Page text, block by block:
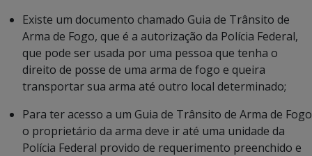
Existe um documento chamado Guia de Trânsito de
Arma de Fogo, que é a autorização da Polícia Federal,
que pode ser usada por uma pessoa que tenha o
direito de posse de uma arma de fogo e queira
transportar sua arma até outro local determinado;
Para ter acesso a um Guia de Trânsito de Arma de Fogo
o proprietário da arma deve ir até uma unidade da
Polícia Federal provido de requerimento preenchido e